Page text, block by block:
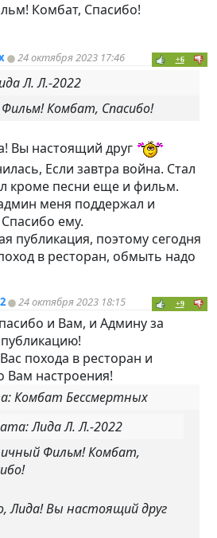
Комбат, Спасибо!
24 октября 2023 17:46 +6
Л. Л.-2022
Комбат, Спасибо!
Вы настоящий друг
Если завтра война. Стал
кроме песни еще и фильм.
меня поддержал и
ему.
публикация, поэтому сегодня
в ресторан, обмыть надо
24 октября 2023 18:15 +9
и Вам, и Админу за
похода в ресторан и
Вам настроения!
Комбат Бессмертных
Лида Л. Л.-2022
Фильм! Комбат,
Лида! Вы настоящий друг